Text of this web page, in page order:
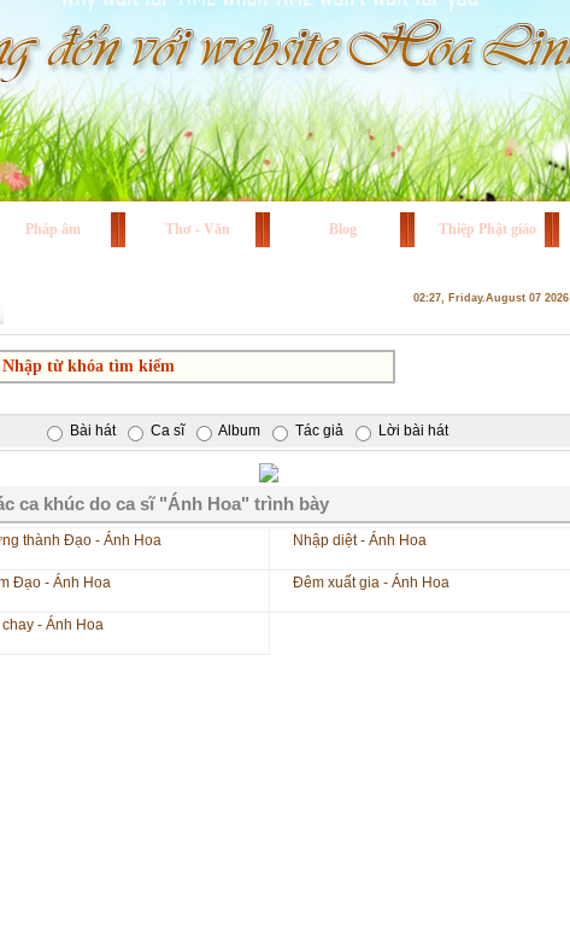
Pháp âm Thơ - Văn Blog Thiệp Phật giáo
02:27, Friday.August 07 2026
Bài hát Ca sĩ Album Tác giả Lời bài hát
ca khúc do ca sĩ "Ánh Hoa" trình bày
thành Đạo - Ánh Hoa Nhập diệt - Ánh Hoa
Đạo - Ánh Hoa Đêm xuất gia - Ánh Hoa
- Ánh Hoa